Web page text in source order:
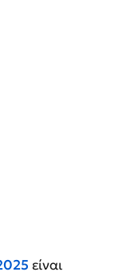
είναι